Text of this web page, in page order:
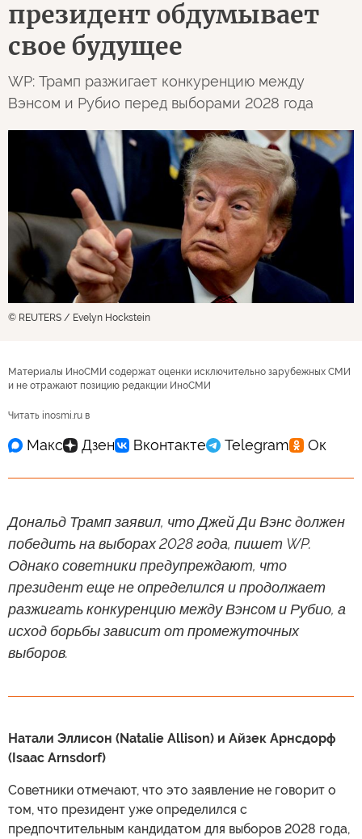
президент обдумывает
свое будущее
WP: Трамп разжигает конкуренцию между
Вэнсом и Рубио перед выборами 2028 года
© REUTERS / Evelyn Hockstein
Материалы ИноСМИ содержат оценки исключительно зарубежных СМИ
и не отражают позицию редакции ИноСМИ
Читать inosmi.ru в
Дональд Трамп заявил, что Джей Ди Вэнс должен
победить на выборах 2028 года, пишет WP.
Однако советники предупреждают, что
президент еще не определился и продолжает
разжигать конкуренцию между Вэнсом и Рубио, а
исход борьбы зависит от промежуточных
выборов.
Натали Эллисон (Natalie Allison) и Айзек Арнсдорф
(Isaac Arnsdorf)
Советники отмечают, что это заявление не говорит о
том, что президент уже определился с
предпочтительным кандидатом для выборов 2028 года,